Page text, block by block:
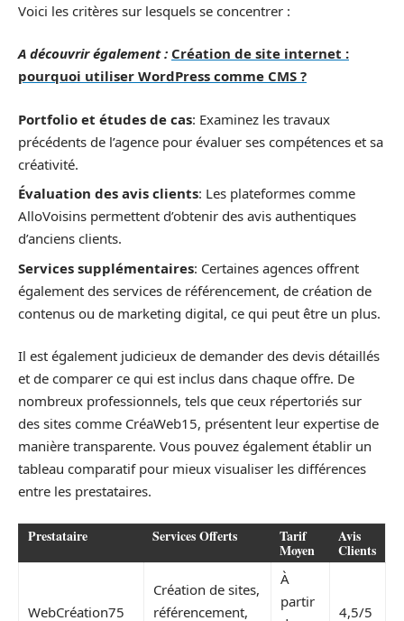
Voici les critères sur lesquels se concentrer :
A découvrir également : Création de site internet :
pourquoi utiliser WordPress comme CMS ?
Portfolio et études de cas: Examinez les travaux
précédents de l’agence pour évaluer ses compétences et sa
créativité.
Évaluation des avis clients: Les plateformes comme
AlloVoisins permettent d’obtenir des avis authentiques
d’anciens clients.
Services supplémentaires: Certaines agences offrent
également des services de référencement, de création de
contenus ou de marketing digital, ce qui peut être un plus.
Il est également judicieux de demander des devis détaillés
et de comparer ce qui est inclus dans chaque offre. De
nombreux professionnels, tels que ceux répertoriés sur
des sites comme CréaWeb15, présentent leur expertise de
manière transparente. Vous pouvez également établir un
tableau comparatif pour mieux visualiser les différences
entre les prestataires.
Prestataire Services Offerts Tarif
Moyen
Avis
Clients
WebCréation75
Création de sites,
référencement,
À
partir
4,5/5